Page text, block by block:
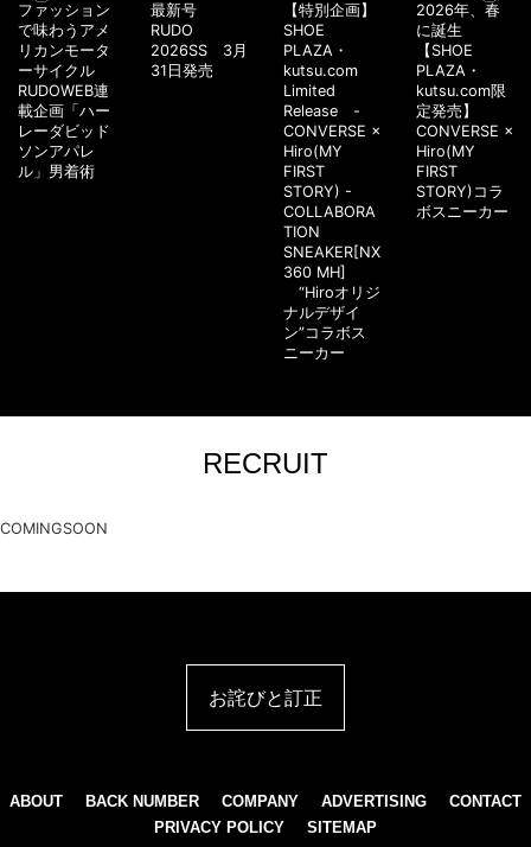
ファッション
で味わうアメ
リカンモータ
ーサイクル
RUDOWEB連
載企画「ハー
レーダビッド
ソンアパレ
ル」男着術
最新号
RUDO
2026SS 3月
31日発売
【特別企画】
SHOE
PLAZA・
kutsu.com
Limited
Release -
CONVERSE ×
Hiro(MY
FIRST
STORY) -
COLLABORA
TION
SNEAKER[NX
360 MH]
“Hiroオリジ
ナルデザイ
ン”コラボス
ニーカー
2026年、春
に誕生
【SHOE
PLAZA・
kutsu.com限
定発売】
CONVERSE ×
Hiro(MY
FIRST
STORY)コラ
ボスニーカー
RECRUIT
COMINGSOON
お詫びと訂正
ABOUT BACK NUMBER COMPANY ADVERTISING
CONTACT
PRIVACY POLICY
SITEMAP